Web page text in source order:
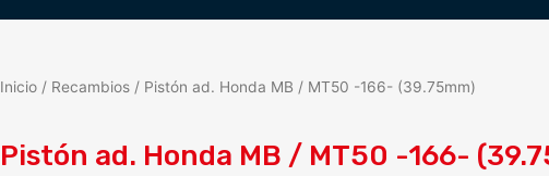
Inicio/ Recambios/ Pistón ad. Honda MB / MT50 -166- (39.75mm)
Pistón ad. Honda MB / MT50 -166-